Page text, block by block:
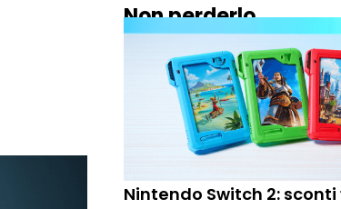
Non perderlo
Nintendo Switch 2: sconti